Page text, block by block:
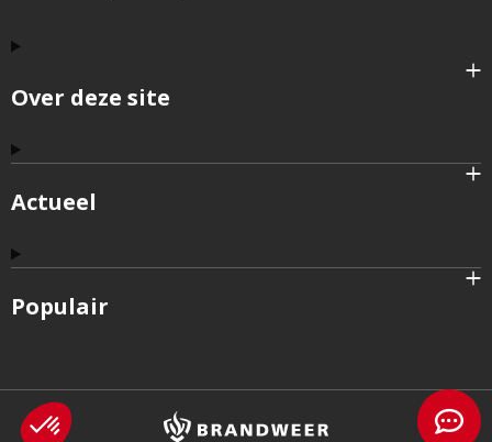
Over deze site
Actueel
Populair
Brandweer